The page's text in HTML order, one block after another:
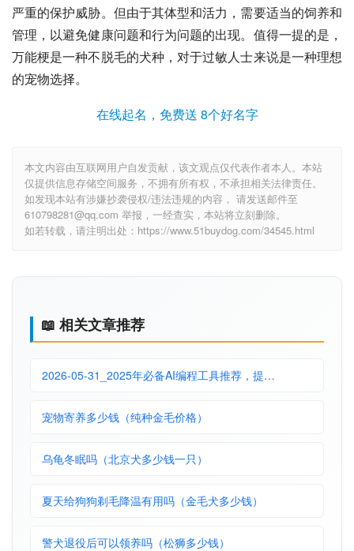
严重的保护威胁。但由于其体型和活力，需要适当的饲养和
管理，以避免健康问题和行为问题的出现。值得一提的是，
万能梗是一种不脱毛的犬种，对于过敏人士来说是一种理想
的宠物选择。
在线起名，免费送 8个好名字
本文内容由互联网用户自发贡献，该文观点仅代表作者本人。本站
仅提供信息存储空间服务，不拥有所有权，不承担相关法律责任。
如发现本站有涉嫌抄袭侵权/违法违规的内容， 请发送邮件至
610798281@qq.com 举报，一经查实，本站将立刻删除。
如若转载，请注明出处：https://www.51buydog.com/34545.html
📖 相关文章推荐
2026-05-31_2025年必备AI编程工具推荐，提…
宠物寄养多少钱（纯种金毛价格）
乌龟冬眠吗（北京犬多少钱一只）
夏天给狗狗剃毛降温有用吗（金毛犬多少钱）
警犬退役后可以领养吗（松狮多少钱）